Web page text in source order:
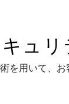
ュリ
を用いて、